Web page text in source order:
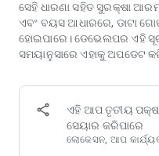
🏗️ Construction
✔ Right triangle calculator
✔ Calculate the area and
✔ Land area calculator with
💰 Finance
✔ Savings and loan
✔ Interest calculations
✔ Currency converter
ସେହି ଧାରଣା ସହିତ ସୁରକ୍ଷା
ଏବଂ ବୟସ ଆଧାରରେ, ଡାଟା
ହୋଇପାରେ। ଡେଭେଲପର ଏହି
ସମୟାନୁସାରେ ଏହାକୁ ଅପଡେଟ
ଏହି ଆପ ତୃତୀୟ
ସେୟାର କରିପାରେ
ଲୋକେସନ, ଆପ